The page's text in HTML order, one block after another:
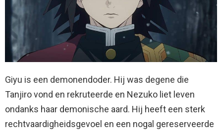
Giyu is een demonendoder. Hij was degene die
Tanjiro vond en rekruteerde en Nezuko liet leven
ondanks haar demonische aard. Hij heeft een sterk
rechtvaardigheidsgevoel en een nogal gereserveerde